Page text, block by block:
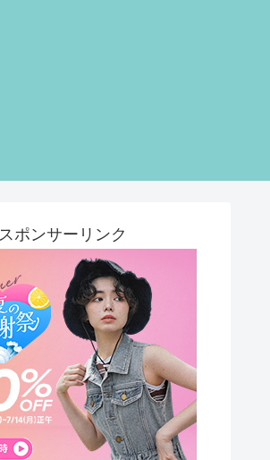
スポンサーリンク